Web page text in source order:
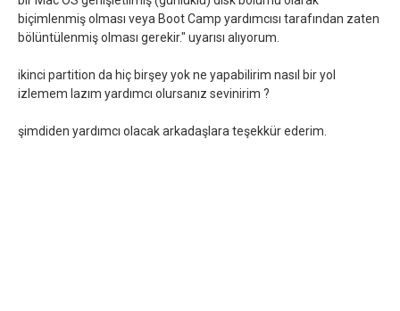
biçimlenmiş olması veya Boot Camp yardımcısı tarafından zaten
bölüntülenmiş olması gerekir." uyarısı alıyorum.
ikinci partition da hiç birşey yok ne yapabilirim nasıl bir yol
izlemem lazım yardımcı olursanız sevinirim ?
şimdiden yardımcı olacak arkadaşlara teşekkür ederim.